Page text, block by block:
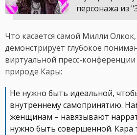
персонажа из
Что касается самой Милли
демонстрирует глубокое
виртуальной пресс-конференции
природе Кары:
Не нужно быть идеальной,
внутреннему самопринятию.
женщинам – навязывают
нужно быть совершенной. Кара